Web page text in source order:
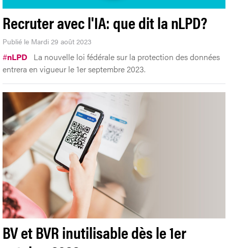
Recruter avec l'IA: que dit la nLPD?
Publié le Mardi 29 août 2023
#nLPD
La nouvelle loi fédérale sur la protection des données
entrera en vigueur le 1er septembre 2023.
BV et BVR inutilisable dès le 1er